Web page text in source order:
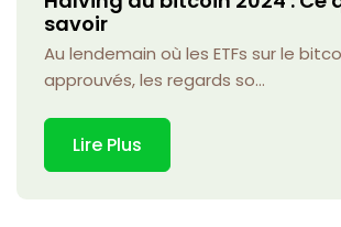
savoir
Au lendemain où les ETFs sur le
approuvés, les regards so...
Lire Plus